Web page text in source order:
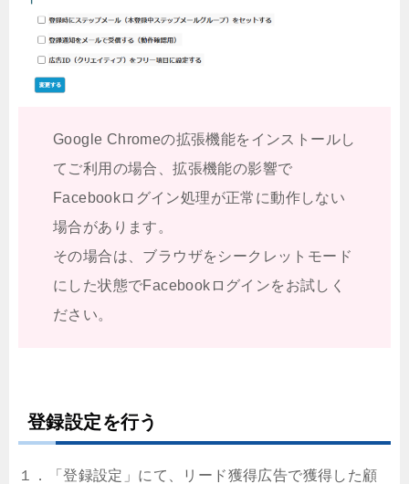
Google Chromeの拡張機能をインストールし
てご利用の場合、拡張機能の影響で
Facebookログイン処理が正常に動作しない
場合があります。
その場合は、ブラウザをシークレットモード
にした状態でFacebookログインをお試しく
ださい。
登録設定を行う
１．「登録設定」にて、リード獲得広告で獲得した顧